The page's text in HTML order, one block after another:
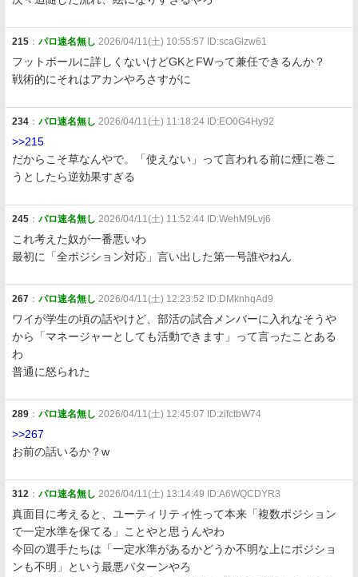
215 ： パロ速名無し 2026/04/11(土) 10:55:57 ID:scaGlzw61
フットボールに詳しくないけどGKとFWって兼任できるんか？
戦術的にそれはアカンやろさすがに
234 ： パロ速名無し 2026/04/11(土) 11:18:24 ID:EO0G4Hy92
>>215
だからこそ草なんやで。「使えない」って言われる前に煙に巻こ
うとしたら逆効果すぎる
245 ： パロ速名無し 2026/04/11(土) 11:52:44 ID:WehM9Lvj6
これ考えた奴が一番悪いわ
最初に「全ポジション対応」言い出した第一号誰やねん
267 ： パロ速名無し 2026/04/11(土) 12:23:52 ID:DMknhqAd9
ワイが学生の頃の話やけど、部活の試合メンバーに入れなそうや
から「マネージャーとしても活動できます」って言ったことある
わ
普通に怒られた
289 ： パロ速名無し 2026/04/11(土) 12:45:07 ID:zifctbW74
>>267
お前の話いるか？w
312 ： パロ速名無し 2026/04/11(土) 13:14:49 ID:A6WQCDYR3
真面目に考えると、ユーティリティ性って本来「複数ポジション
で一定水準を保てる」ことやと思うんやわ
今回の選手たちは「一定水準があるかどうか不明な上にポジショ
ンも不明」という最悪パターンやろ